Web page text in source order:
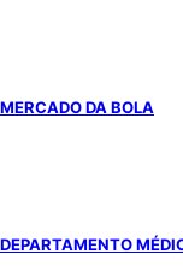
MERCADO DA BOLA
DEPARTAMENTO